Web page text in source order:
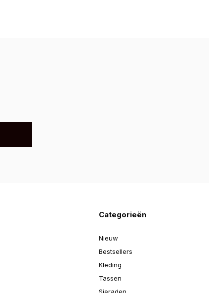
Categorieën
Nieuw
Bestsellers
Kleding
Tassen
Sieraden